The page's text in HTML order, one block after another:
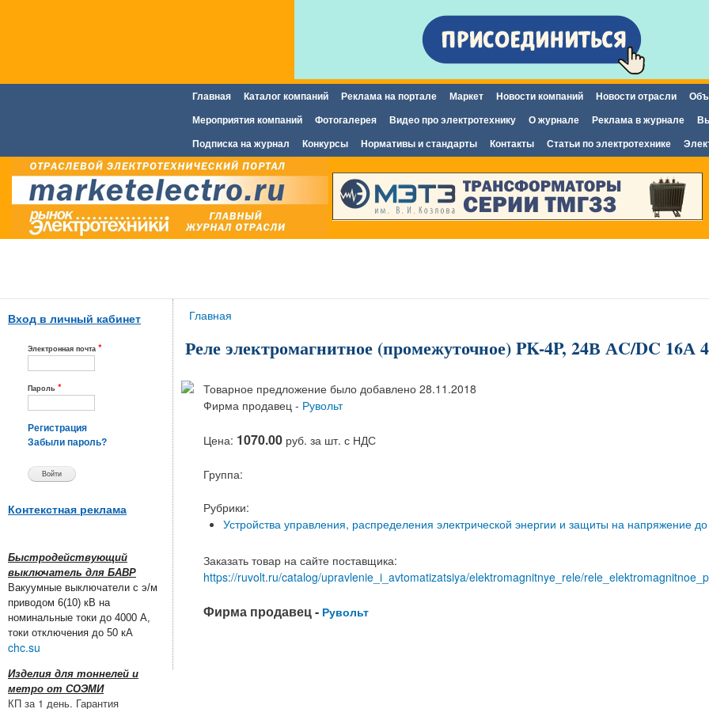
содержанию
Главное меню
Главная Каталог компаний Реклама на портале Маркет Новости компаний Новости отрасли
Мероприятия компаний Фотогалерея Видео про электротехнику О журнале Реклама в журнале
Подписка на журнал Конкурсы Нормативы и стандарты Контакты Статьи по электротехнике
Вход в личный кабинет
Электронная почта *
Пароль *
Регистрация
Забыли пароль?
Контекстная реклама
Быстродействующий
выключатель для БАВР
Вакуумные выключатели с э/м
приводом 6(10) кВ на
номинальные токи до 4000 А,
токи отключения до 50 кА
chc.su
Изделия для тоннелей и
метро от СОЭМИ
КП за 1 день. Гарантия
Вы здесь
Главная
Реле электромагнитное (промежуточное) PK-4P, 24В АC/DC 16А
Товарное предложение было добавлено 28.11.2018
Фирма продавец - Рувольт
Цена: 1070.00 руб. за шт. с НДС
Группа:
Рубрики:
Устройства управления, распределения электрической энергии и защиты на напряжение
Заказать товар на сайте поставщика:
https://ruvolt.ru/catalog/upravlenie_i_avtomatizatsiya/elektromagnitnye_rele/
Фирма продавец - Рувольт